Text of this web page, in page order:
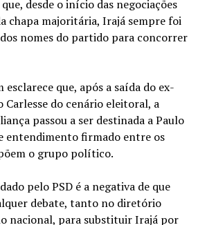
desde o início das negociações
chapa majoritária, Irajá sempre foi
nomes do partido para concorrer
que, após a saída do ex-
Carlesse do cenário eleitoral, a
passou a ser destinada a Paulo
entendimento firmado entre os
o grupo político.
pelo PSD é a negativa de que
debate, tanto no diretório
nacional, para substituir Irajá por